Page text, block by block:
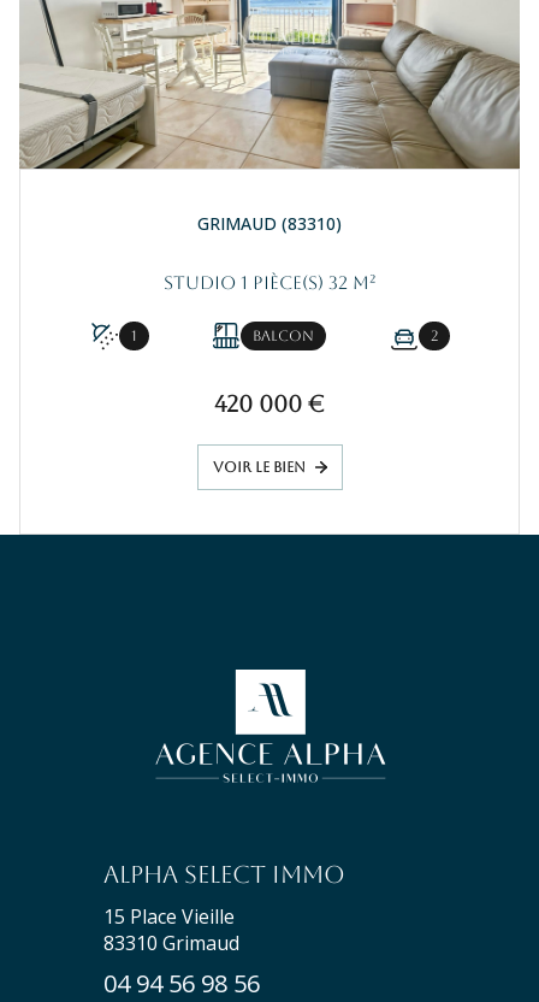
GRIMAUD (83310)
Studio 1 pièce(s) 32 m²
1 Balcon 2
420 000 €
VOIR LE BIEN
Alpha Select Immo
15 Place Vieille
83310 Grimaud
04 94 56 98 56